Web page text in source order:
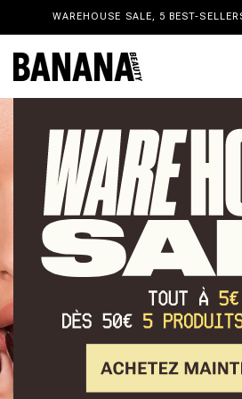
passer
au
contenu
WAREHOUSE SALE, 5 BEST-